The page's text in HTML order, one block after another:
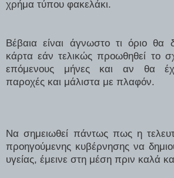
χρήμα τύπου φακελάκι.
Βέβαια είναι άγνωστο τι όριο θα
κάρτα εάν τελικώς προωθηθεί το
επόμενους μήνες και αν θα
παροχές και μάλιστα με πλαφόν.
Να σημειωθεί πάντως πως η
προηγούμενης κυβέρνησης να
υγείας, έμεινε στη μέση πριν καλά